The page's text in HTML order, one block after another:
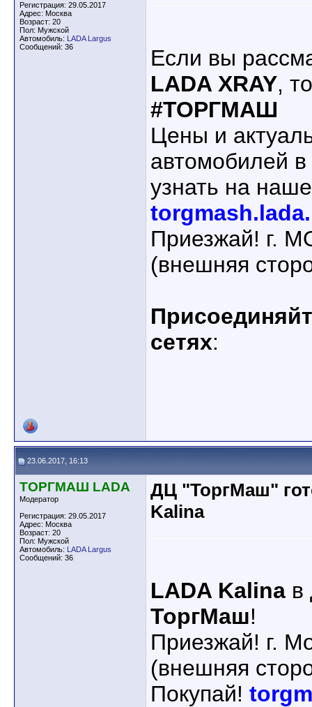
Регистрация: 29.05.2017
Адрес: Москва
Возраст: 20
Пол: Мужской
Автомобиль: LADA Largus
Сообщений: 36
Если вы
LADA XRAY,
#ТОРГМАШ
Цены и
автомобилей
узнать на
Приезжай! г.
(внешняя
сетях:
23.06.2017, 16:13
ТОРГМАШ LADA
Модератор
Регистрация: 29.05.2017
Адрес: Москва
Возраст: 20
Пол: Мужской
Автомобиль: LADA Largus
Сообщений: 36
ДЦ "ТоргМаш"
Kalina
LADA Kalina в
ТоргМаш!
Приезжай! г.
(внешняя
Покупай!